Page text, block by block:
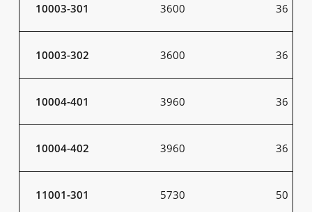
10003-301 3600 36
10003-302 3600 36
10004-401 3960 36
10004-402 3960 36
11001-301 5730 50